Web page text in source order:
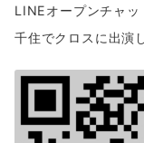
LINEオープンチャッ
千住でクロスに出演